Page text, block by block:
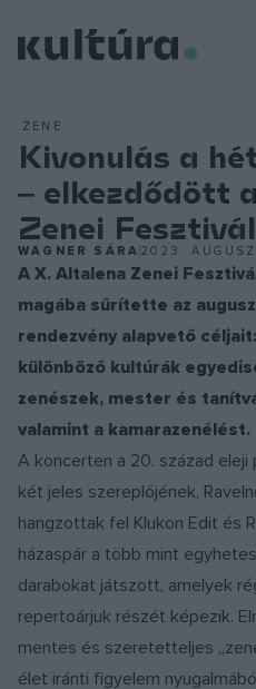
ZENE
Kivonulás a
‒ elkezdődött
Zenei Fesztivál
WAGNER SÁRA2023.
A X. Altalena Zenei
magába sűrítette az
rendezvény alapvető
különböző kultúrák
zenészek, mester és
valamint a kamarazenélést.
A koncerten a 20. század
két jeles szereplőjének,
hangzottak fel Klukon Edit és
házaspár a több mint
darabokat játszott, amelyek
repertoárjuk részét képezik.
mentes és szeretetteljes
élet iránti figyelem